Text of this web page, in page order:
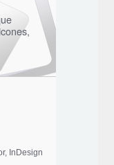
InDesign